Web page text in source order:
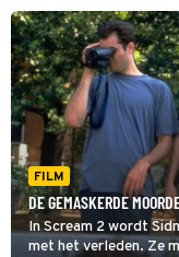
helemaal vanaf het
FILM
DE GEMASKERDE
In Scream 2 wordt
met het verleden. Ze